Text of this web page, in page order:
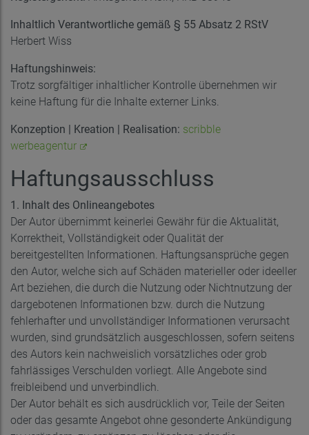
Inhaltlich Verantwortliche gemäß § 55 Absatz 2 RStV
Herbert Wiss
Haftungshinweis:
Trotz sorgfältiger inhaltlicher Kontrolle übernehmen wir
keine Haftung für die Inhalte externer Links.
Konzeption | Kreation | Realisation: scribble
werbeagentur
Haftungsausschluss
1. Inhalt des Onlineangebotes
Der Autor übernimmt keinerlei Gewähr für die Aktualität,
Korrektheit, Vollständigkeit oder Qualität der
bereitgestellten Informationen. Haftungsansprüche gegen
den Autor, welche sich auf Schäden materieller oder ideeller
Art beziehen, die durch die Nutzung oder Nichtnutzung der
dargebotenen Informationen bzw. durch die Nutzung
fehlerhafter und unvollständiger Informationen verursacht
wurden, sind grundsätzlich ausgeschlossen, sofern seitens
des Autors kein nachweislich vorsätzliches oder grob
fahrlässiges Verschulden vorliegt. Alle Angebote sind
freibleibend und unverbindlich.
Der Autor behält es sich ausdrücklich vor, Teile der Seiten
oder das gesamte Angebot ohne gesonderte Ankündigung